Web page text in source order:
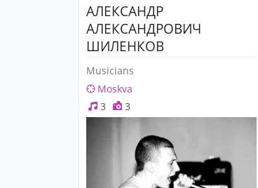
АЛЕКСАНДР
АЛЕКСАНДРОВИЧ
ШИЛЕНКОВ
Musicians
Moskva
3
3